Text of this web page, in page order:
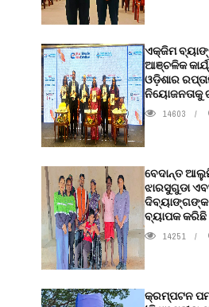
ଏକ୍ଜିମ
ଆଞ୍ଚଳିକ
ଓଡ଼ିଶାର
ନିୟୋଜନତାକୁ
14603
ବେଦାନ୍ତ
ଝାରସୁଗୁଡା
ଦିବ୍ୟାଙ୍ଗଙ୍କ
ବ୍ୟାପକ କରିଛି
14251
କ୍ରମ୍ପଟନ